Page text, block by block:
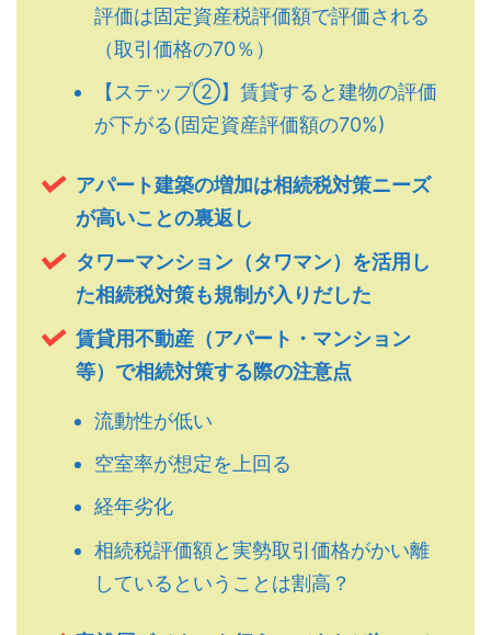
評価は固定資産税評価額で評価される
（取引価格の70％）
【ステップ②】賃貸すると建物の評価
が下がる(固定資産評価額の70%)
アパート建築の増加は相続税対策ニーズ
が高いことの裏返し
タワーマンション（タワマン）を活用し
た相続税対策も規制が入りだした
賃貸用不動産（アパート・マンション
等）で相続対策する際の注意点
流動性が低い
空室率が想定を上回る
経年劣化
相続税評価額と実勢取引価格がかい離
しているということは割高？